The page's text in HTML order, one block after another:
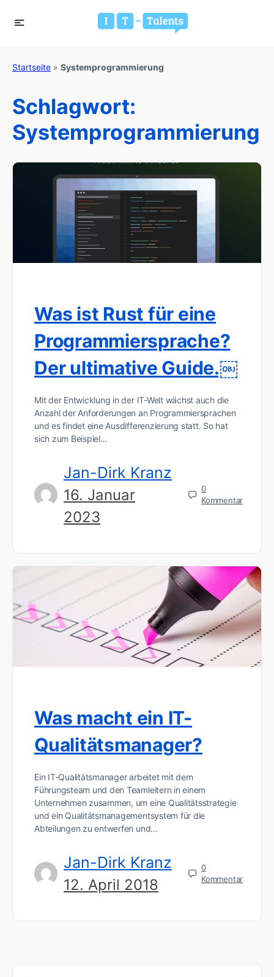
Startseite » Systemprogrammierung
Schlagwort:
Systemprogrammierung
Was ist Rust für eine
Programmiersprache?
Der ultimative Guide.￼
Mit der Entwicklung in der IT-Welt wächst auch die
Anzahl der Anforderungen an Programmiersprachen
und es findet eine Ausdifferenzierung statt. So hat
sich zum Beispiel…
Jan-Dirk Kranz
16. Januar
2023
0
Kommentar
Was macht ein IT-
Qualitätsmanager?
Ein IT-Qualitätsmanager arbeitet mit dem
Führungsteam und den Teamleitern in einem
Unternehmen zusammen, um eine Qualitätsstrategie
und ein Qualitätsmanagementsystem für die
Abteilungen zu entwerfen und…
Jan-Dirk Kranz
12. April 2018
0
Kommentar